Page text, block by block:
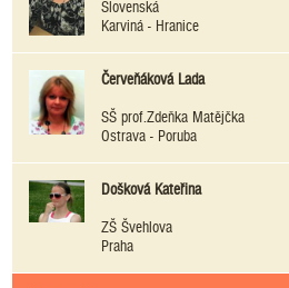
Slovenská
Karviná - Hranice
Červeňáková Lada
SŠ prof.Zdeňka Matějčka
Ostrava - Poruba
Došková Kateřina
ZŠ Švehlova
Praha